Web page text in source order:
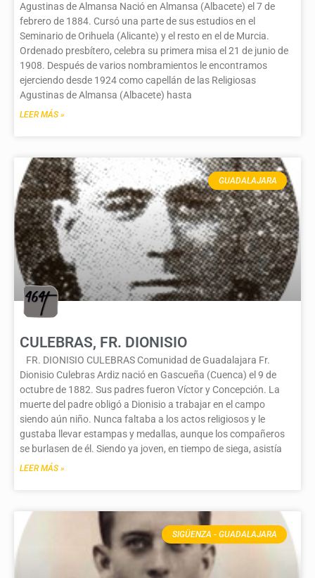
Agustinas de Almansa Nació en Almansa (Albacete) el 7 de
febrero de 1884. Cursó una parte de sus estudios en el
Seminario de Orihuela (Alicante) y el resto en el de Murcia.
Ordenado presbítero, celebra su primera misa el 21 de junio de
1908. Después de varios nombramientos le encontramos
ejerciendo desde 1924 como capellán de las Religiosas
Agustinas de Almansa (Albacete) hasta
LEER MÁS »
GUADALAJARA
CULEBRAS, FR. DIONISIO
FR. DIONISIO CULEBRAS Comunidad de Guadalajara Fr.
Dionisio Culebras Ardiz nació en Gascueña (Cuenca) el 9 de
octubre de 1882. Sus padres fueron Víctor y Concepción. La
muerte del padre obligó a Dionisio a trabajar en el campo
siendo aún niño. Nunca faltaba a los actos religiosos y le
gustaba llevar estampas y medallas, aunque los compañeros
se burlasen de él. Siendo ya joven, en tiempo de siega, asistía
LEER MÁS »
SIGÜENZA - GUADALAJARA